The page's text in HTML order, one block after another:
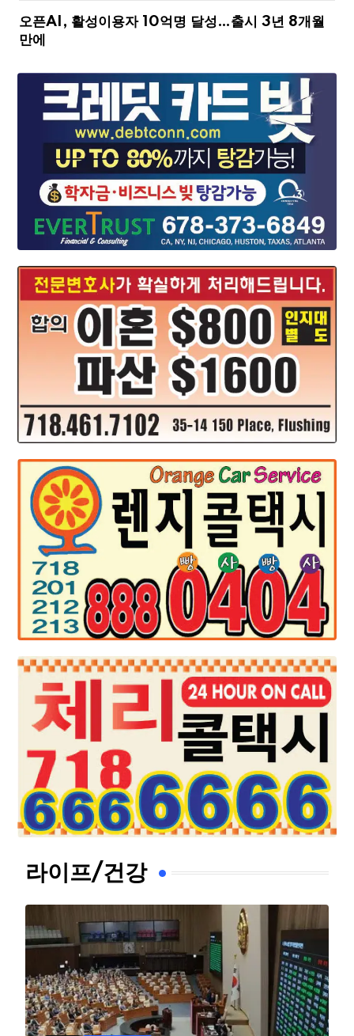
오픈AI, 활성이용자 10억명 달성…출시 3년 8개월
만에
라이프/건강